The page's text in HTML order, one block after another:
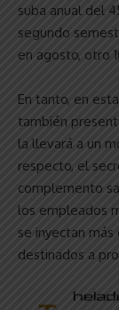
suba anual del
segundo
en agosto, otro
En tanto, en
también
la llevará a un
respecto, el
complemento
los empleados
se inyectan
destinados a